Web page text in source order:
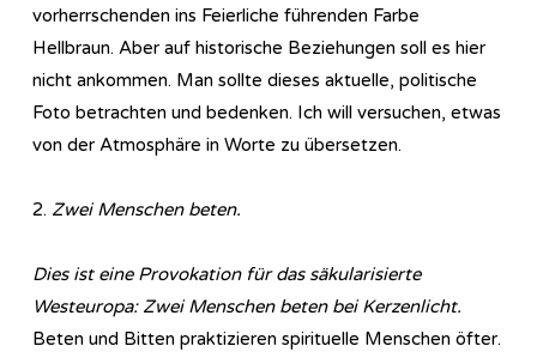
vorherrschenden ins Feierliche führenden Farbe
Hellbraun. Aber auf historische Beziehungen soll es hier
nicht ankommen. Man sollte dieses aktuelle, politische
Foto betrachten und bedenken. Ich will versuchen, etwas
von der Atmosphäre in Worte zu übersetzen.
2. Zwei Menschen beten.
Dies ist eine Provokation für das säkularisierte
Westeuropa: Zwei Menschen beten bei Kerzenlicht.
Beten und Bitten praktizieren spirituelle Menschen öfter.